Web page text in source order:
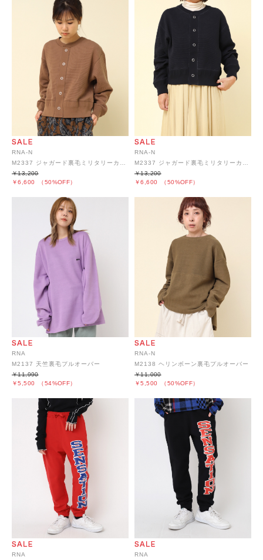
RNA-N
￥6,600 （50%OFF）
￥13,200
RNA-N
￥6,600 （50%OFF）
￥13,200
RNA
M2137 天竺裏毛プルオーバー
￥5,500 （54%OFF）
￥11,990
RNA-N
M2138 ヘリンボーン裏毛プルオーバー
￥5,500 （50%OFF）
￥11,000
RNA RNA